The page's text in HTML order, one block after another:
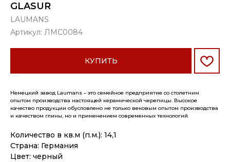
GLASUR
LAUMANS
Артикул: ЛМС0084
КУПИТЬ
Немецкий завод Laumans – это семейное предприятие со столетним
опытом производства настоящей керамической черепицы. Высокое
качество продукции обусловлено не только вековым опытом производства
и качеством глины, но и применением современных технологий.
Количество в кв.м (п.м.): 14,1
Страна: Германия
Цвет: черный